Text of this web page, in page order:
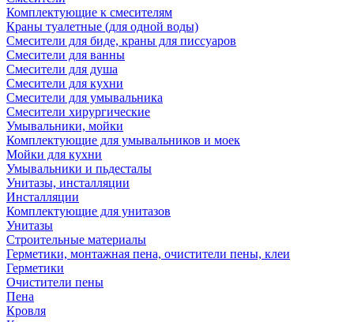
Комплектующие к смесителям
Краны туалетные (для одной воды)
Смесители для биде, краны для писсуаров
Смесители для ванны
Смесители для душа
Смесители для кухни
Смесители для умывальника
Смесители хирургические
Умывальники, мойки
Комплектующие для умывальников и моек
Мойки для кухни
Умывальники и пьдесталы
Унитазы, инсталляции
Инсталляции
Комплектующие для унитазов
Унитазы
Строительные материалы
Герметики, монтажная пена, очистители пены, клеи
Герметики
Очистители пены
Пена
Кровля